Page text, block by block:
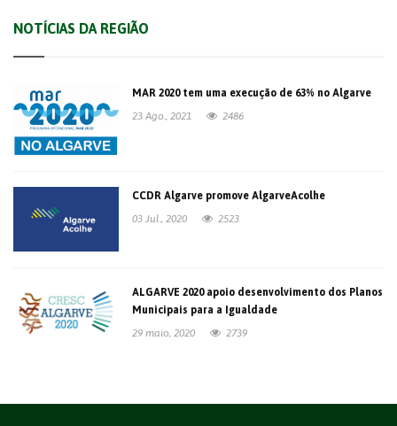
NOTÍCIAS DA REGIÃO
MAR 2020 tem uma execução de 63% no Algarve
23 Ago., 2021
2486
CCDR Algarve promove AlgarveAcolhe
03 Jul., 2020
2523
ALGARVE 2020 apoio desenvolvimento dos Planos
Municipais para a Igualdade
29 maio, 2020
2739